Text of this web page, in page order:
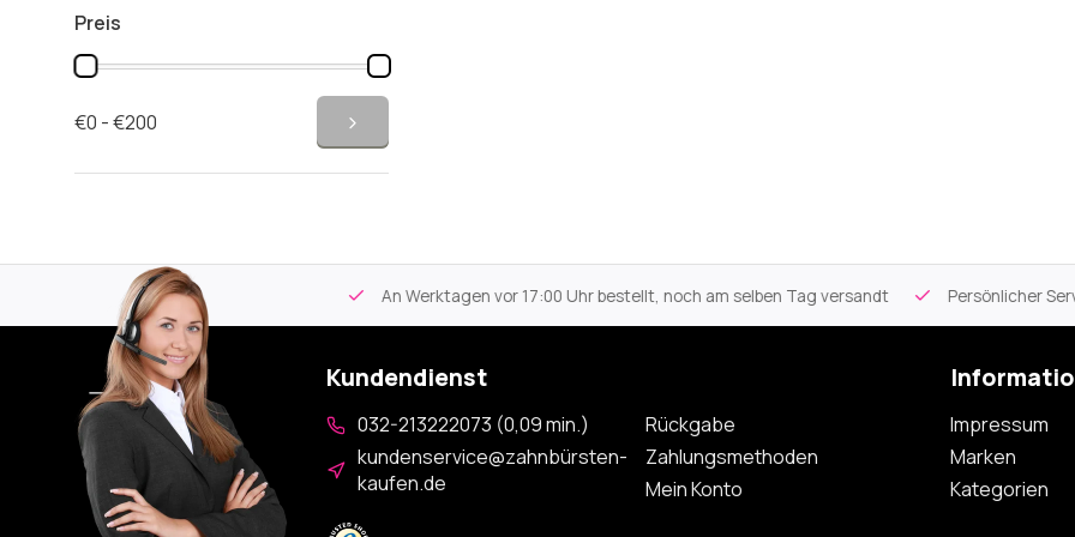
Preis
€0 - €200
Kostenloser Versand An Werktagen vor 17:00 Uhr bestellt, noch am selben Tag versandt Persönlicher
Kundendienst
032-213222073 (0,09 min.)
kundenservice@zahnbürsten-
kaufen.de
Rückgabe
Zahlungsmethoden
Mein Konto
Impressum
Marken
Kategorien